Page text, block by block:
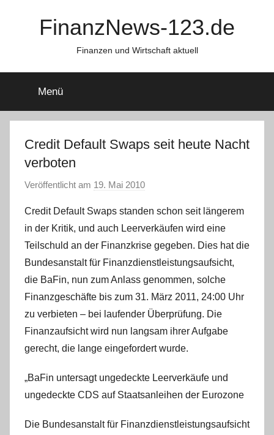
FinanzNews-123.de
Finanzen und Wirtschaft aktuell
Menü
Credit Default Swaps seit heute Nacht
verboten
Veröffentlicht am 19. Mai 2010
n
C
h
r
i
e
.
Credit Default Swaps standen schon seit längerem
in der Kritik, und auch Leerverkäufen wird eine
Teilschuld an der Finanzkrise gegeben. Dies hat die
Bundesanstalt für Finanzdienstleistungsaufsicht,
die BaFin, nun zum Anlass genommen, solche
Finanzgeschäfte bis zum 31. März 2011, 24:00 Uhr
zu verbieten – bei laufender Überprüfung. Die
Finanzaufsicht wird nun langsam ihrer Aufgabe
gerecht, die lange eingefordert wurde.
„BaFin untersagt ungedeckte Leerverkäufe und
ungedeckte CDS auf Staatsanleihen der Eurozone
Die Bundesanstalt für Finanzdienstleistungsaufsicht